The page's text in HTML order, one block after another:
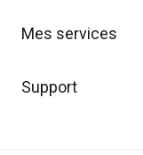
Mes services
Support